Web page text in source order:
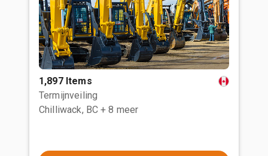
1,897 Items
Termijnveiling
Chilliwack, BC + 8 meer